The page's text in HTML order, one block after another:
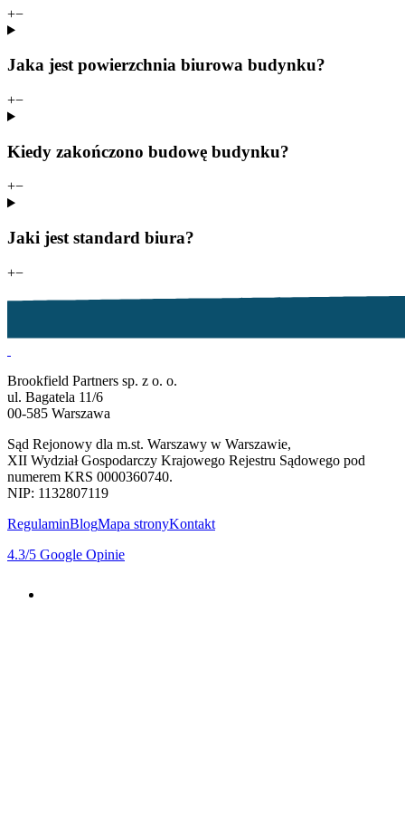
+−
Jaka jest powierzchnia biurowa budynku?
+−
Kiedy zakończono budowę budynku?
+−
Jaki jest standard biura?
+−
Brookfield Partners sp. z o. o.
ul. Bagatela 11/6
00-585 Warszawa
Sąd Rejonowy dla m.st. Warszawy w Warszawie,
XII Wydział Gospodarczy Krajowego Rejestru Sądowego pod
numerem KRS 0000360740.
NIP: 1132807119
RegulaminBlogMapa stronyKontakt
4.3/5 Google Opinie